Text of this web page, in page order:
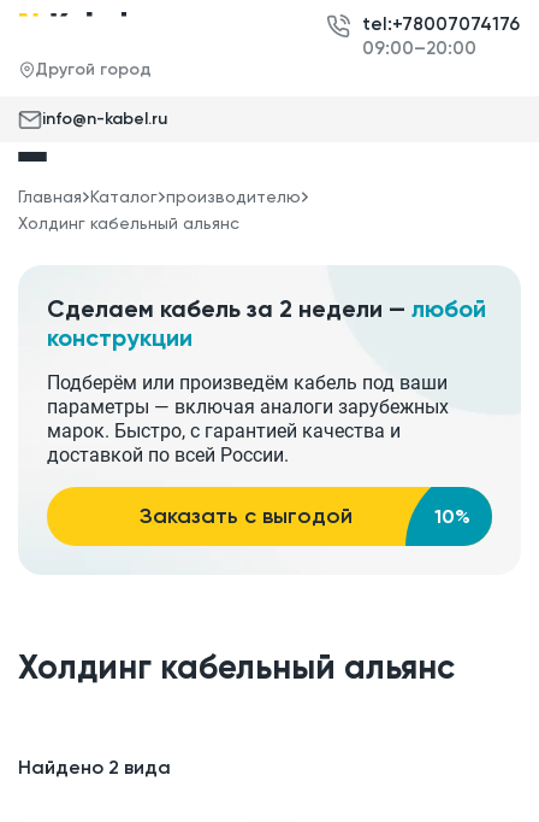
Другой город
tel:+78007074176
09:00–20:00
info@n-kabel.ru
Главная Каталог производителю
Холдинг кабельный альянс
Сделаем кабель за 2 недели — любой
конструкции
Подберём или произведём кабель под ваши
параметры — включая аналоги зарубежных
марок. Быстро, с гарантией качества и
доставкой по всей России.
Заказать с выгодой 10%
Холдинг кабельный альянс
Найдено 2 вида